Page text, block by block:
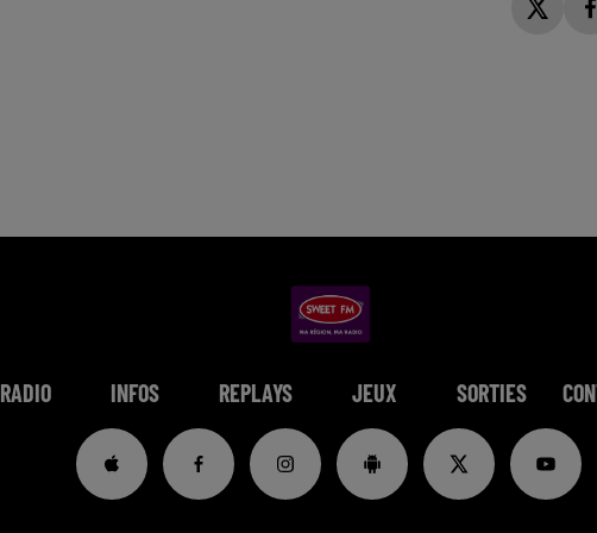
RADIO INFOS REPLAYS JEUX SORTIES